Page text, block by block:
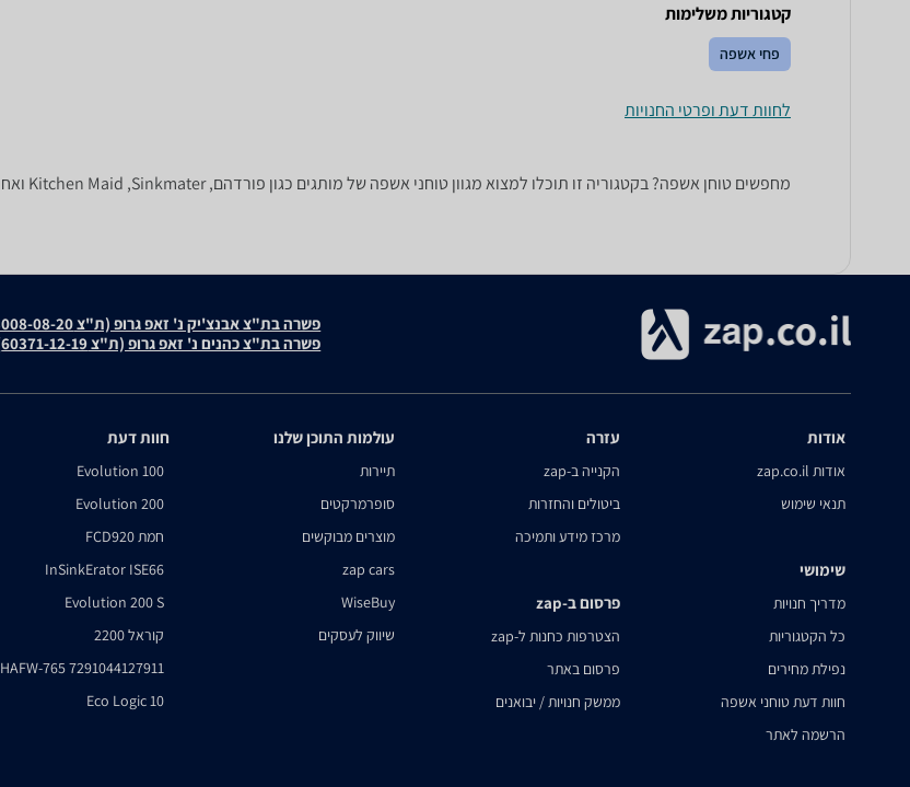
קטגוריות משלימות
פחי אשפה
לחוות דעת ופרטי החנויות
מחפשים טוחן אשפה? בקטגוריה זו תוכלו למצוא מגוון טוחני אשפה של מותגים כגון פורדהם, Kitchen Maid ,Sinkmater ואחרים, טוחני אשפה בעלי עוצמה של 3/4 כ"ס, 2/3 כ"ס, 1 כ"ס, ועוד.
פשרה בת"צ אבנצ'יק נ' זאפ גרופ (ת"צ 23008-08-20)
פשרה בת"צ כהנים נ' זאפ גרופ (ת"צ 60371-12-19)
אודות
אודות zap.co.il
תנאי שימוש
שימושי
מדריך חנויות
כל הקטגוריות
נפילת מחירים
חוות דעת טוחני אשפה
הרשמה לאתר
עזרה
הקנייה ב-zap
ביטולים והחזרות
מרכז מידע ותמיכה
פרסום ב-zap
הצטרפות כחנות ל-zap
פרסום באתר
ממשק חנויות / יבואנים
עולמות התוכן שלנו
תיירות
סופרמרקטים
מוצרים מבוקשים
zap cars
WiseBuy
שיווק לעסקים
חוות דעת
Evolution 100
Evolution 200
חמת FCD920
InSinkErator ISE66
Evolution 200 S
קוראל 2200
HAFW-765 7291044127911
Eco Logic 10